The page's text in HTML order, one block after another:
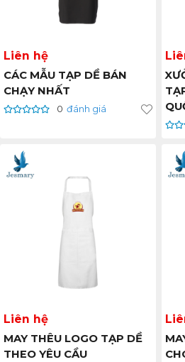
Liên hệ
CÁC MẪU TẠP DỀ BÁN
CHẠY NHẤT
0 đánh giá
Liên hệ
MAY THÊU LOGO TẠP DỀ
THEO YÊU CẦU